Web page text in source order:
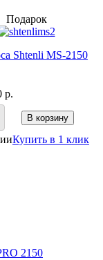
Подарок
Shtenli MS-2150
p.
В корзину
Купить в 1 клик
2150